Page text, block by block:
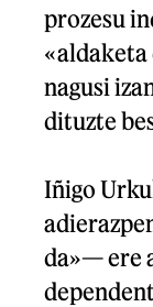
prozesu
nagusi
dituzte
Iñigo
da»— ere